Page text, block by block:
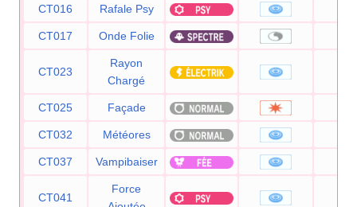
CT016 Rafale Psy
CT017 Onde Folie
CT023
Rayon
Chargé
CT025 Façade
CT032 Météores
CT037 Vampibaiser
CT041
Force